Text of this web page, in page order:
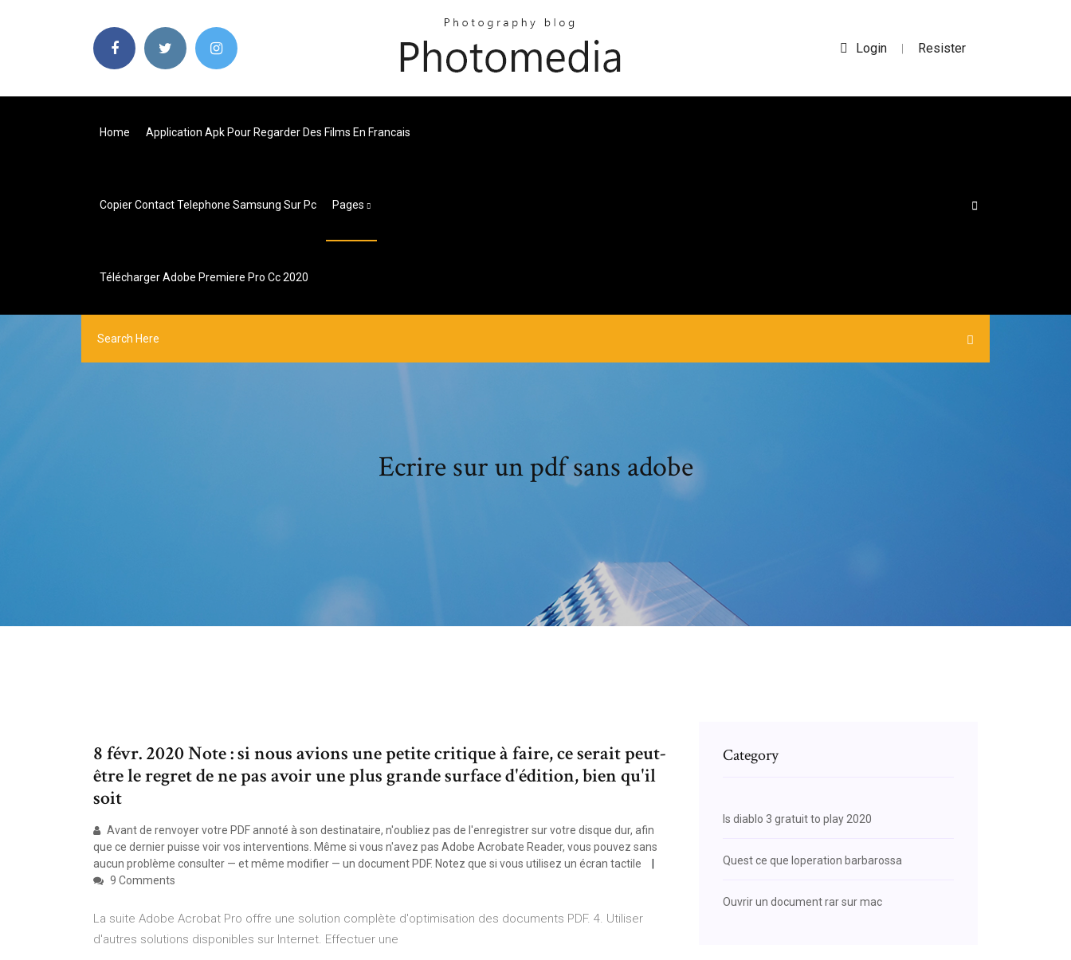
Login | Resister
Home Application Apk Pour Regarder Des Films En Francais
Copier Contact Telephone Samsung Sur Pc Pages
Télécharger Adobe Premiere Pro Cc 2020
Ecrire sur un pdf sans adobe
8 févr. 2020 Note : si nous avions une petite critique à faire, ce serait peut-
être le regret de ne pas avoir une plus grande surface d'édition, bien qu'il
soit
Avant de renvoyer votre PDF annoté à son destinataire, n'oubliez pas de l'enregistrer sur votre disque dur, afin
que ce dernier puisse voir vos interventions. Même si vous n'avez pas Adobe Acrobate Reader, vous pouvez sans
aucun problème consulter — et même modifier — un document PDF. Notez que si vous utilisez un écran tactile
9 Comments
La suite Adobe Acrobat Pro offre une solution complète d'optimisation des documents PDF. 4. Utiliser
d'autres solutions disponibles sur Internet. Effectuer une
Category
Is diablo 3 gratuit to play 2020
Quest ce que loperation barbarossa
Ouvrir un document rar sur mac